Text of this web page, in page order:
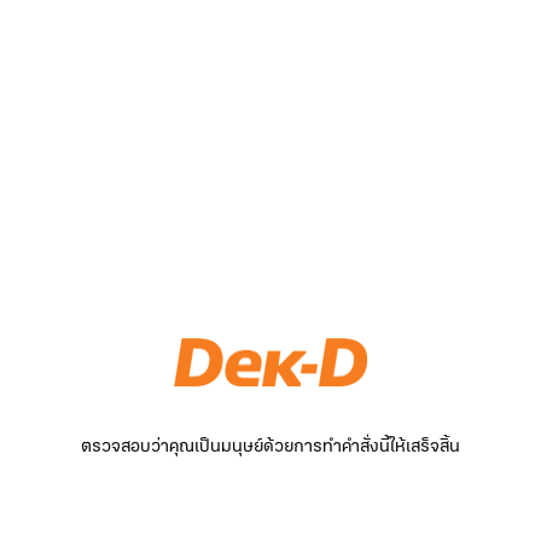
ตรวจสอบว่าคุณเป็นมนุษย์ด้วยการทำคำสั่งนี้ให้เสร็จสิ้น